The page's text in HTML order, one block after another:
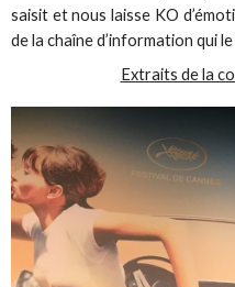
saisit et nous laisse KO
de la chaîne d’information qui
Extraits de la